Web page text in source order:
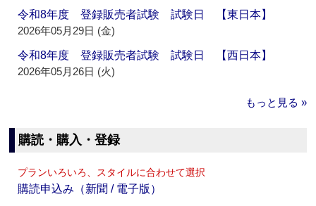
令和8年度 登録販売者試験 試験日 【東日本】
2026年05月29日 (金)
令和8年度 登録販売者試験 試験日 【西日本】
2026年05月26日 (火)
もっと見る »
購読・購入・登録
プランいろいろ、スタイルに合わせて選択
購読申込み（新聞 / 電子版）